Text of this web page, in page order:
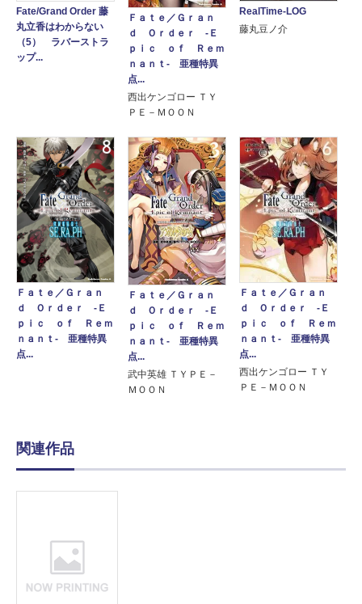
Fate/Grand Order 藤
丸立香はわからない
（5） ラバーストラ
ップ...
Ｆａｔｅ／Ｇｒａｎ
ｄ Ｏｒｄｅｒ ‐Ｅ
ｐｉｃ ｏｆ Ｒｅｍ
ｎａｎｔ‐ 亜種特異
点...
西出ケンゴロー ＴＹ
ＰＥ－ＭＯＯＮ
RealTime-LOG
藤丸豆ノ介
Ｆａｔｅ／Ｇｒａｎ
ｄ Ｏｒｄｅｒ ‐Ｅ
ｐｉｃ ｏｆ Ｒｅｍ
ｎａｎｔ‐ 亜種特異
点...
Ｆａｔｅ／Ｇｒａｎ
ｄ Ｏｒｄｅｒ ‐Ｅ
ｐｉｃ ｏｆ Ｒｅｍ
ｎａｎｔ‐ 亜種特異
点...
武中英雄 ＴＹＰＥ－
ＭＯＯＮ
Ｆａｔｅ／Ｇｒａｎ
ｄ Ｏｒｄｅｒ ‐Ｅ
ｐｉｃ ｏｆ Ｒｅｍ
ｎａｎｔ‐ 亜種特異
点...
西出ケンゴロー ＴＹ
ＰＥ－ＭＯＯＮ
関連作品